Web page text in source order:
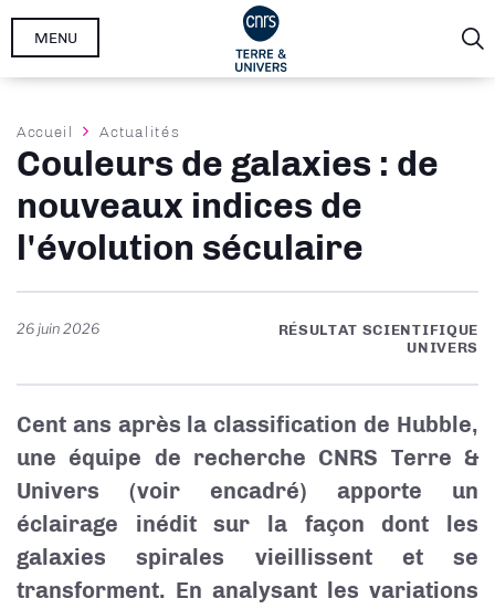
Aller
MENU
Fil
d'Ariane
Accueil Actualités
Couleurs de galaxies : de
nouveaux indices de
l'évolution séculaire
26 juin 2026
RÉSULTAT SCIENTIFIQUE
UNIVERS
Cent ans après la classification de Hubble,
une équipe de recherche CNRS Terre &
Univers (voir encadré) apporte un
éclairage inédit sur la façon dont les
galaxies spirales vieillissent et se
transforment. En analysant les variations